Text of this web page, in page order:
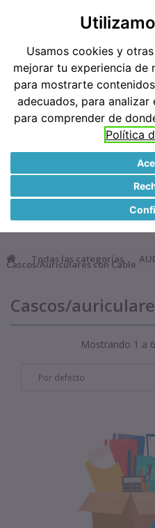
Usamos cookies y
mejorar tu experiencia de
para mostrarte
adecuados, para
para comprender de
Política
Teléfonos: 91 519
Métodos de pago
Todas las categorías
Cascos/Auriculares con Cable
Cascos/
Mostrando 1 a